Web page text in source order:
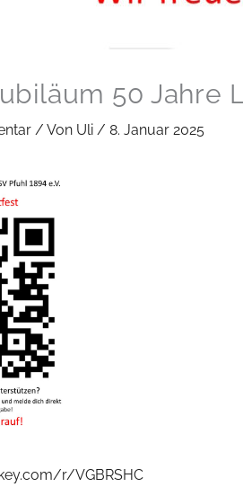
50 Jahre
/ Von Uli / 8. Januar 2025
r/VGBRSHC